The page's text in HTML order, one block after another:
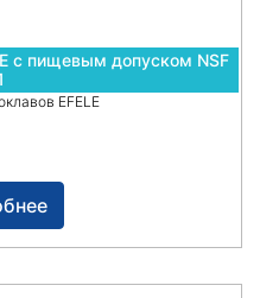
с пищевым допуском NSF
EFELE